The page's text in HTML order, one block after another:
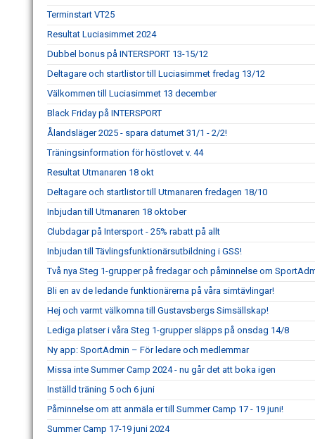
Terminstart VT25
Resultat Luciasimmet 2024
Dubbel bonus på INTERSPORT 13-15/12
Deltagare och startlistor till Luciasimmet fredag 13/12
Välkommen till Luciasimmet 13 december
Black Friday på INTERSPORT
Ålandsläger 2025 - spara datumet 31/1 - 2/2!
Träningsinformation för höstlovet v. 44
Resultat Utmanaren 18 okt
Deltagare och startlistor till Utmanaren fredagen 18/10
Inbjudan till Utmanaren 18 oktober
Clubdagar på Intersport - 25% rabatt på allt
Inbjudan till Tävlingsfunktionärsutbildning i GSS!
Två nya Steg 1-grupper på fredagar och påminnelse om
Bli en av de ledande funktionärerna på våra simtävlingar!
Hej och varmt välkomna till Gustavsbergs Simsällskap!
Lediga platser i våra Steg 1-grupper släpps på onsdag 14/8
Ny app: SportAdmin – För ledare och medlemmar
Missa inte Summer Camp 2024 - nu går det att boka igen
Inställd träning 5 och 6 juni
Påminnelse om att anmäla er till Summer Camp 17 - 19 juni!
Summer Camp 17-19 juni 2024